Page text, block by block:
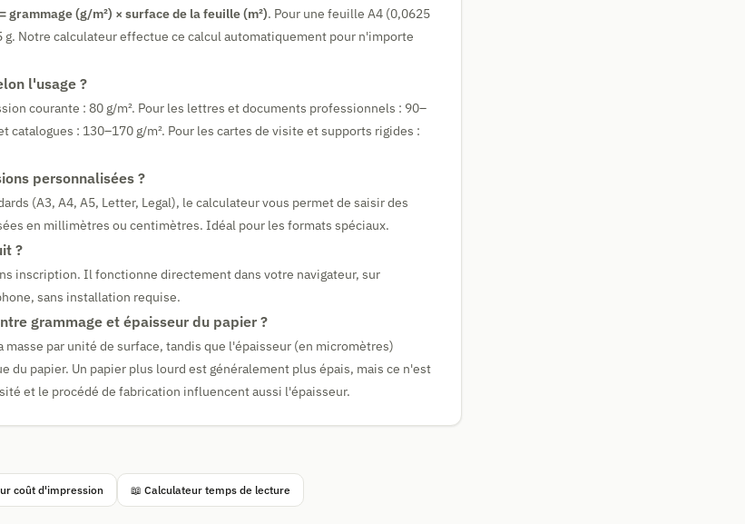
grammage (g/m²) × surface de la feuille (m²). Pour une feuille A4 (0,0625
g. Notre calculateur effectue ce calcul automatiquement pour n'importe
l'usage ?
courante : 80 g/m². Pour les lettres et documents professionnels : 90–
catalogues : 130–170 g/m². Pour les cartes de visite et supports rigides :
personnalisées ?
(A3, A4, A5, Letter, Legal), le calculateur vous permet de saisir des
en millimètres ou centimètres. Idéal pour les formats spéciaux.
?
inscription. Il fonctionne directement dans votre navigateur, sur
sans installation requise.
grammage et épaisseur du papier ?
masse par unité de surface, tandis que l'épaisseur (en micromètres)
du papier. Un papier plus lourd est généralement plus épais, mais ce n'est
et le procédé de fabrication influencent aussi l'épaisseur.
coût d'impression 📖 Calculateur temps de lecture